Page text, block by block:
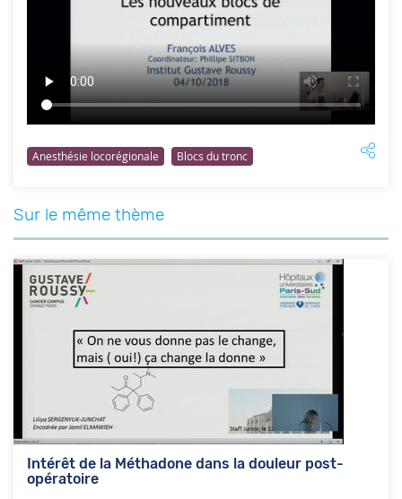
Anesthésie locorégionale Blocs du tronc
Sur le même thème
Intérêt de la Méthadone dans la douleur post-
opératoire